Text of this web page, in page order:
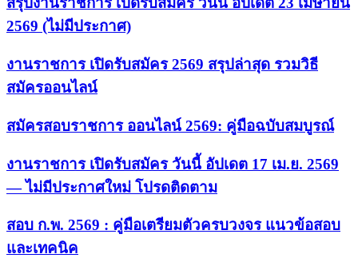
2569 (ไม่มีประกาศ)
งานราชการ เปิดรับสมัคร 2569 สรุปล่าสุด รวมวิธี
สมัครออนไลน์
สมัครสอบราชการ ออนไลน์ 2569: คู่มือฉบับสมบูรณ์
งานราชการ เปิดรับสมัคร วันนี้ อัปเดต 17 เม.ย. 2569
— ไม่มีประกาศใหม่ โปรดติดตาม
สอบ ก.พ. 2569 : คู่มือเตรียมตัวครบวงจร แนวข้อสอบ
และเทคนิค